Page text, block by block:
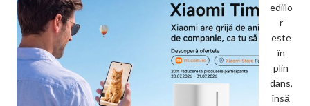
ediilo
r
este
în
plin
dans,
însă